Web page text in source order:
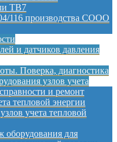
ТВ7
116 производства СООО
и датчиков давления
Поверка, диагностика
узлов учета
и ремонт
тепловой энергии
учета тепловой
для